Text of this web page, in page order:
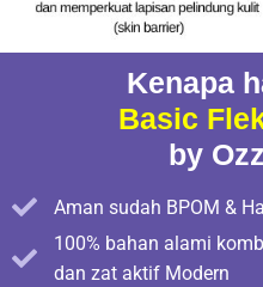
Kenapa
Basic
by
Aman sudah BPOM &
100% bahan alami
dan zat aktif Modern